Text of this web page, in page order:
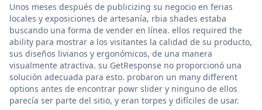
Unos meses después de publicizing su negocio en ferias
locales y exposiciones de artesanía, rbia shades estaba
buscando una forma de vender en línea. ellos required the
ability para mostrar a los visitantes la calidad de su producto,
sus diseños livianos y ergonómicos, de una manera
visualmente atractiva. su GetResponse no proporcionó una
solución adecuada para esto. probaron un many different
options antes de encontrar powr slider y ninguno de ellos
parecía ser parte del sitio, y eran torpes y difíciles de usar.